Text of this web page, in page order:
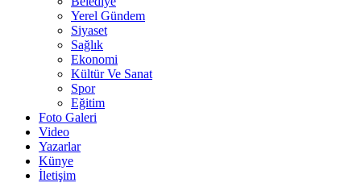
Yerel Gündem
Siyaset
Sağlık
Ekonomi
Kültür Ve Sanat
Spor
Eğitim
Foto Galeri
Video
Yazarlar
Künye
İletişim